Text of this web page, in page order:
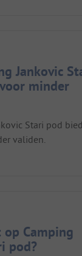
Jankovic
minder
Stari pod
validen.
Camping
pod?